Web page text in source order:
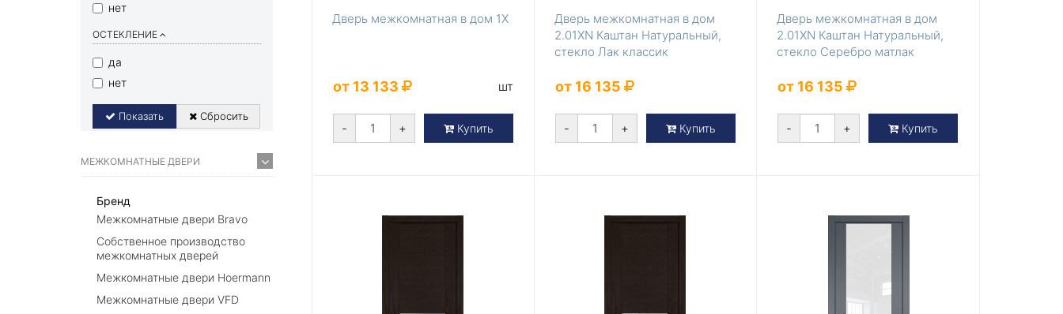
нет
ОСТЕКЛЕНИЕ
да
нет
Показать Сбросить
МЕЖКОМНАТНЫЕ ДВЕРИ
Бренд
Межкомнатные двери Bravo
Собственное производство
межкомнатных дверей
Межкомнатные двери Hoermann
Межкомнатные двери VFD
Дверь межкомнатная в дом 1X
от 13 133 шт
- + Купить
Дверь межкомнатная в дом
2.01ХN Каштан Натуральный,
стекло Лак классик
от 16 135
- + Купить
Дверь межкомнатная в дом
2.01ХN Каштан Натуральный,
стекло Серебро матлак
от 16 135
- + Купить